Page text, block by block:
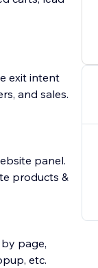
exit intent
and sales.
panel.
products &
page,
etc.